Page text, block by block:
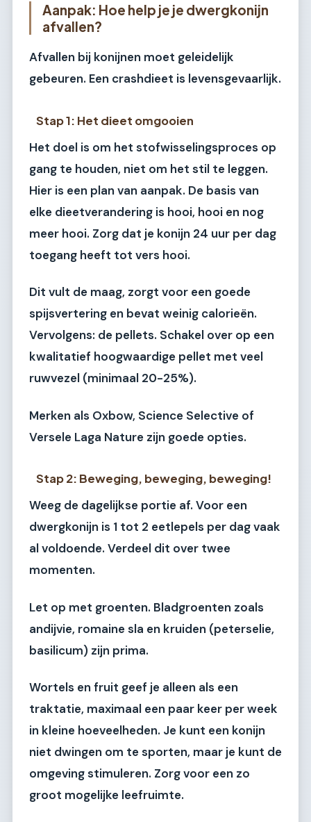
Aanpak: Hoe help je je dwergkonijn
afvallen?
Afvallen bij konijnen moet geleidelijk
gebeuren. Een crashdieet is levensgevaarlijk.
Stap 1: Het dieet omgooien
Het doel is om het stofwisselingsproces op
gang te houden, niet om het stil te leggen.
Hier is een plan van aanpak. De basis van
elke dieetverandering is hooi, hooi en nog
meer hooi. Zorg dat je konijn 24 uur per dag
toegang heeft tot vers hooi.
Dit vult de maag, zorgt voor een goede
spijsvertering en bevat weinig calorieën.
Vervolgens: de pellets. Schakel over op een
kwalitatief hoogwaardige pellet met veel
ruwvezel (minimaal 20-25%).
Merken als Oxbow, Science Selective of
Versele Laga Nature zijn goede opties.
Stap 2: Beweging, beweging, beweging!
Weeg de dagelijkse portie af. Voor een
dwergkonijn is 1 tot 2 eetlepels per dag vaak
al voldoende. Verdeel dit over twee
momenten.
Let op met groenten. Bladgroenten zoals
andijvie, romaine sla en kruiden (peterselie,
basilicum) zijn prima.
Wortels en fruit geef je alleen als een
traktatie, maximaal een paar keer per week
in kleine hoeveelheden. Je kunt een konijn
niet dwingen om te sporten, maar je kunt de
omgeving stimuleren. Zorg voor een zo
groot mogelijke leefruimte.